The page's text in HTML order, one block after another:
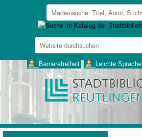
Website
durchsuchen
___Barrierefreiheit ___Leichte Sprache